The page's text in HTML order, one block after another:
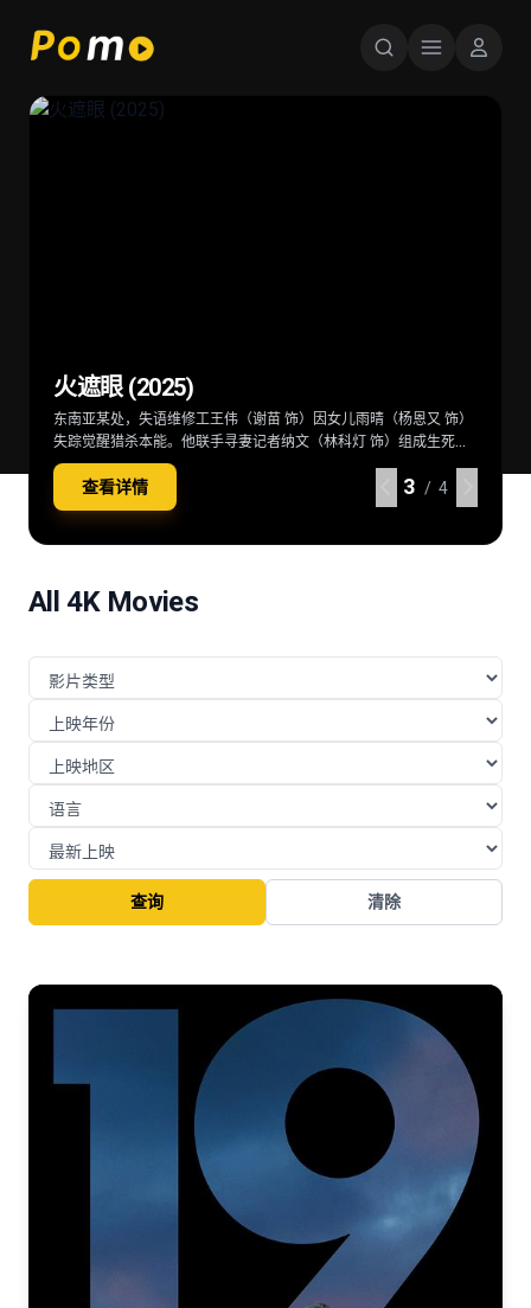
超级少女 Supergirl (2026)
当一位冷酷无情、突如其来的劲敌突袭家园，卡拉·佐-艾尔（米莉·
阿尔柯克 饰）——也就是“超级少女”——不得不与一位意想不到的同
伴结盟，横跨星际，踏上一段交织复仇与正义的壮阔征途。
查看详情 4 / 4
后室 Backrooms (2026)
深陷困境的克拉克（切瓦特·埃加福 饰）意外切入名为“后室”的神秘
空间，在这里一切物理规则崩塌，只有漫无边际的黄色房间，没有
终点也没有出路。心理医生玛丽（雷娜特·赖因斯夫 饰）为寻回克拉
克意外踏入此地，在这片异常空间中，随着心理防线的崩塌，未知
的恐惧与实体也在一步步向他们靠近
查看详情 4 / 4
火遮眼 (2025)
东南亚某处，失语维修工王伟（谢苗 饰）因女儿雨晴（杨恩又 饰）
失踪觉醒猎杀本能。他联手寻妻记者纳文（林科灯 饰）组成生死同
盟，在连番血战中死斗黑暗组织打手大块头（黎唯 饰）与嗜血杀手
阿德（雅彦·鲁伊安 饰）一众人等。怒火遮眼，鲜血开路，从血肉翻
飞的街头混战。
查看详情 4 / 4
The Mandalorian & Grogu (2026)
在秩序动荡的银河系，“最强奶爸”丁·贾伦（佩德罗·帕斯卡 饰）与
“银河系萌娃”古古这对非血缘父子并肩登场。冷峻坚毅的赏金猎人丁
·贾伦身披贝斯卡钢甲，凭悍勇战力屡屡从围堵中突围；看似弱小的
原力学徒古古，则总能在关键时刻爆发出惊人战力，为搭档化解危
机。他们一同执行关乎银河命运的绝密任务，直面远比以往更为凶
查看详情 4 / 4
All 4K Movies
查询 清除